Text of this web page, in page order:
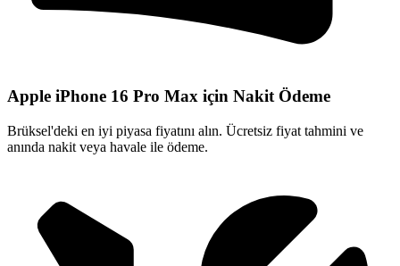
Apple iPhone 16 Pro Max için Nakit Ödeme
Brüksel'deki en iyi piyasa fiyatını alın. Ücretsiz fiyat tahmini ve
anında nakit veya havale ile ödeme.